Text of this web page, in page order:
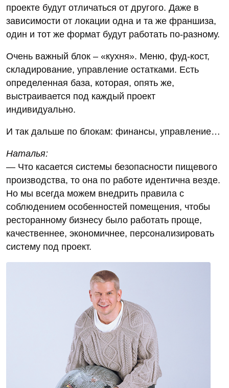
проекте будут отличаться от другого. Даже в
зависимости от локации одна и та же франшиза,
один и тот же формат будут работать по-разному.
Очень важный блок – «кухня». Меню, фуд-кост,
складирование, управление остатками. Есть
определенная база, которая, опять же,
выстраивается под каждый проект
индивидуально.
И так дальше по блокам: финансы, управление…
Наталья:
— Что касается системы безопасности пищевого
производства, то она по работе идентична везде.
Но мы всегда можем внедрить правила с
соблюдением особенностей помещения, чтобы
ресторанному бизнесу было работать проще,
качественнее, экономичнее, персонализировать
систему под проект.